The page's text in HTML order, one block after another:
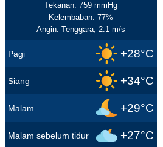
Tekanan: 759 mmHg
Kelembaban: 77%
Angin: Tenggara, 2.1 m/s
Pagi +28°C
Siang +34°C
Malam +29°C
Malam sebelum tidur +27°C